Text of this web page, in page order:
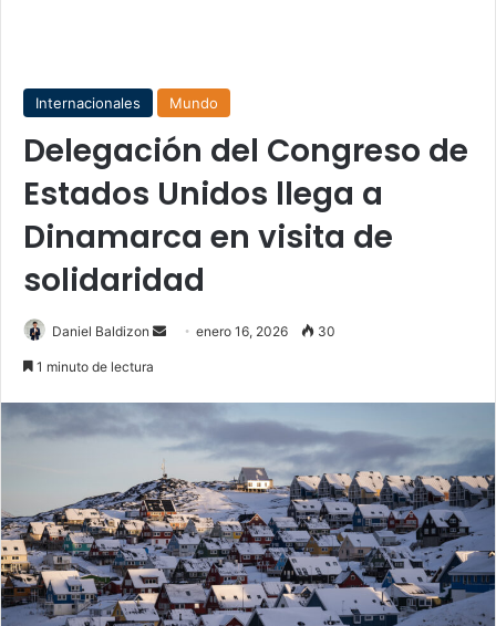
Internacionales Mundo
Delegación del Congreso de
Estados Unidos llega a
Dinamarca en visita de
solidaridad
Daniel Baldizon
Sendenero 16, 2026 30
1 minuto de lectura